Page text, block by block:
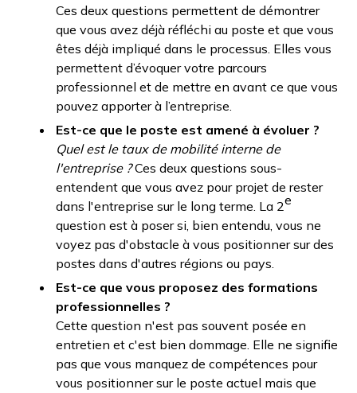
Ces deux questions permettent de démontrer
que vous avez déjà réfléchi au poste et que vous
êtes déjà impliqué dans le processus. Elles vous
permettent d’évoquer votre parcours
professionnel et de mettre en avant ce que vous
pouvez apporter à l’entreprise.
Est-ce que le poste est amené à évoluer ?
Quel est le taux de mobilité interne de
l'entreprise ?Ces deux questions sous-
entendent que vous avez pour projet de rester
dans l'entreprise sur le long terme. La 2e
question est à poser si, bien entendu, vous ne
voyez pas d'obstacle à vous positionner sur des
postes dans d'autres régions ou pays.
Est-ce que vous proposez des formations
professionnelles ?
Cette question n'est pas souvent posée en
entretien et c'est bien dommage. Elle ne signifie
pas que vous manquez de compétences pour
vous positionner sur le poste actuel mais que